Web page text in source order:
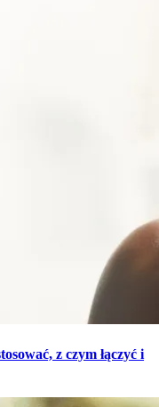
z czym łączyć i